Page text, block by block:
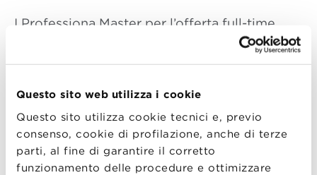
Questo sito web utilizza i cookie
Questo sito utilizza cookie tecnici e, previo
consenso, cookie di profilazione, anche di terze
parti, al fine di garantire il corretto
funzionamento delle procedure e ottimizzare
I Professiona Master per l’offerta full-time
dell’anno accademico 2022/2023 verranno
presentati in tre fasce orarie:
Dalle 15:30 alle 16:30:
Master in Finanza, Controllo e Auditing
Master in Gestione d’Impresa
Master in HR and Organization